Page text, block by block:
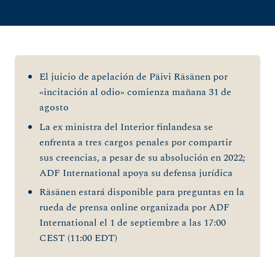
El juicio de apelación de Päivi Räsänen por
«incitación al odio» comienza mañana 31 de
agosto
La ex ministra del Interior finlandesa se
enfrenta a tres cargos penales por compartir
sus creencias, a pesar de su absolución en 2022;
ADF International apoya su defensa jurídica
Räsänen estará disponible para preguntas en la
rueda de prensa online organizada por ADF
International el 1 de septiembre a las 17:00
CEST (11:00 EDT)